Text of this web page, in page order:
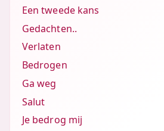
Een tweede kans
Gedachten..
Verlaten
Bedrogen
Ga weg
Salut
Je bedrog mij